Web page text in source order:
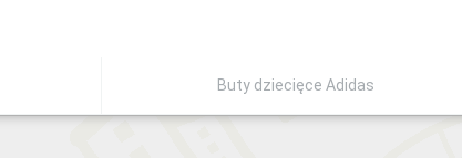
Buty dziecięce Adidas